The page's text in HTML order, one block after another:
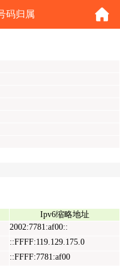
码归属
Ipv6缩略地址
2002:7781:af00::
::FFFF:119.129.175.0
::FFFF:7781:af00